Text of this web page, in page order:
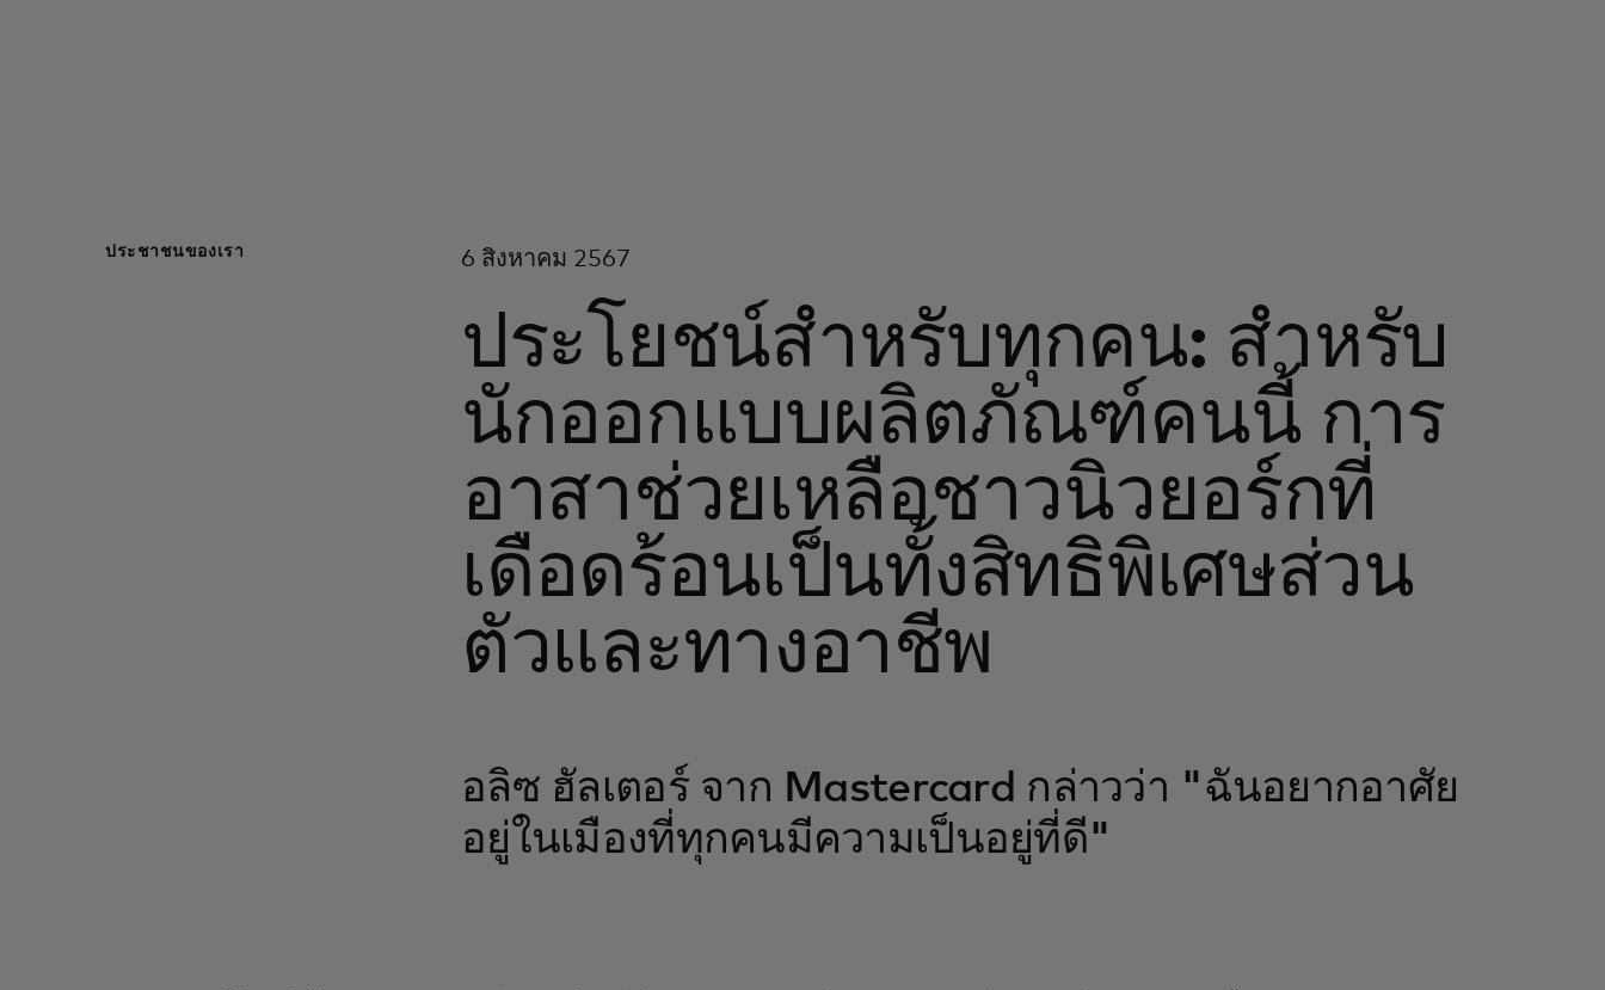
ประชาชนของเรา 6 สิงหาคม 2567
ประโยชน์สำหรับทุกคน: สำหรับ
นักออกแบบผลิตภัณฑ์คนนี้ การ
อาสาช่วยเหลือชาวนิวยอร์กที่
เดือดร้อนเป็นทั้งสิทธิพิเศษส่วน
ตัวและทางอาชีพ
อลิซ ฮัลเตอร์ จาก Mastercard กล่าวว่า "ฉันอยากอาศัย
อยู่ในเมืองที่ทุกคนมีความเป็นอยู่ที่ดี"